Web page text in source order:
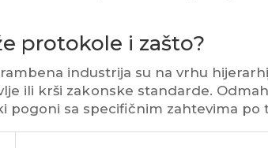
protokole i zašto?
industrija su na vrhu
ili krši zakonske standarde.
pogoni sa specifičnim zahtevima po